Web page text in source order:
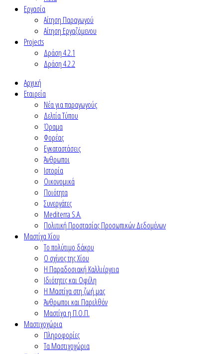
Εργασία
Αίτηση Παραγωγού
Αίτηση Εργαζόμενου
Projects
Δράση 4.2.1
Δράση 4.2.2
Αρχική
Εταιρεία
Νέα για παραγωγούς
Δελτία Τύπου
Όραμα
Φορέας
Εγκαταστάσεις
Άνθρωποι
Ιστορία
Οικονομικά
Ποιότητα
Συνεργάτες
Mediterra S.A.
Πολιτική Προστασίας Προσωπικών Δεδομένων
Μαστίχα Χίου
Το πολύτιμο δάκρυ
Ο σχίνος της Χίου
Η Παραδοσιακή Καλλιέργεια
Ιδιότητες και Οφέλη
Η Μαστίχα στη ζωή μας
Άνθρωποι και Παρελθόν
Μαστίχα η Π.Ο.Π.
Μαστιχοχώρια
Πληροφορίες
Τα Μαστιχοχώρια